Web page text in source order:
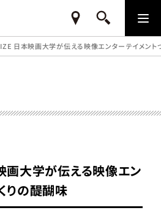
日本映画大学が伝える映像エンターテイメント
大学が伝える映像エン
りの醍醐味